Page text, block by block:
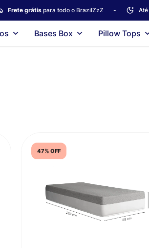
Frete grátispara todo o BrazilZzZ - Até
Bases Box Pillow Tops
47% OFF